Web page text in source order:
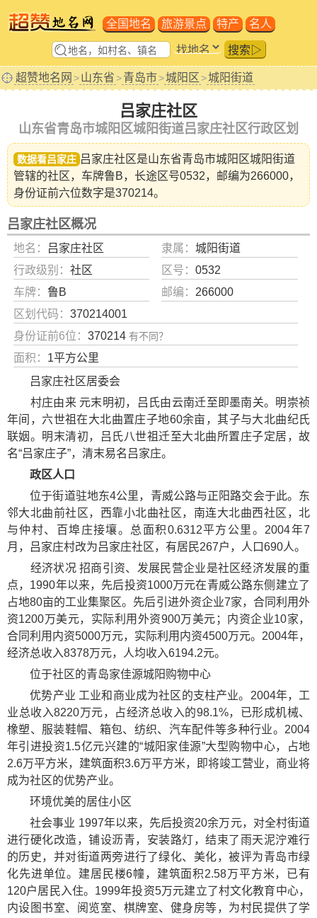
全国地名 旅游景点 特产 名人
搜索▷
超赞地名网 >山东省>青岛市>城阳区 >城阳街道
吕家庄社区
山东省青岛市城阳区城阳街道吕家庄社区行政区划
数据看吕家庄 吕家庄社区是山东省青岛市城阳区城阳街道
管辖的社区，车牌鲁B，长途区号0532，邮编为266000，
身份证前六位数字是370214。
吕家庄社区概况
地名： 吕家庄社区 隶属：城阳街道
行政级别： 社区 区号：0532
车牌： 鲁B 邮编： 266000
区划代码： 370214001
身份证前6位： 370214 有不同？
面积： 1平方公里
吕家庄社区居委会
村庄由来 元末明初，吕氏由云南迁至即墨南关。明崇祯
年间，六世祖在大北曲置庄子地60余亩，其子与大北曲纪氏
联姻。明末清初，吕氏八世祖迁至大北曲所置庄子定居，故
名“吕家庄子”，清末易名吕家庄。
政区人口
位于街道驻地东4公里，青威公路与正阳路交会于此。东
邻大北曲前社区，西靠小北曲社区，南连大北曲西社区，北
与仲村、百埠庄接壤。总面积0.6312平方公里。2004年7
月，吕家庄村改为吕家庄社区，有居民267户，人口690人。
经济状况 招商引资、发展民营企业是社区经济发展的重
点，1990年以来，先后投资1000万元在青威公路东侧建立了
占地80亩的工业集聚区。先后引进外资企业7家，合同利用外
资1200万美元，实际利用外资900万美元；内资企业10家，
合同利用内资5000万元，实际利用内资4500万元。2004年，
经济总收入8378万元，人均收入6194.2元。
位于社区的青岛家佳源城阳购物中心
优势产业 工业和商业成为社区的支柱产业。2004年，工
业总收入8220万元，占经济总收入的98.1%，已形成机械、
橡塑、服装鞋帽、箱包、纺织、汽车配件等多种行业。2004
年引进投资1.5亿元兴建的“城阳家佳源”大型购物中心，占地
2.6万平方米，建筑面积3.6万平方米，即将竣工营业，商业将
成为社区的优势产业。
环境优美的居住小区
社会事业 1997年以来，先后投资20余万元，对全村街道
进行硬化改造，铺设沥青，安装路灯，结束了雨天泥泞难行
的历史，并对街道两旁进行了绿化、美化，被评为青岛市绿
化先进单位。建居民楼6幢，建筑面积2.58万平方米，已有
120户居民入住。1999年投资5万元建立了村文化教育中心，
内设图书室、阅览室、棋牌室、健身房等，为村民提供了学